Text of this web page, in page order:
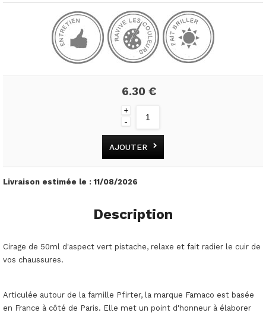
6.30 €
+
-
AJOUTER
Livraison estimée le :11/08/2026
Description
Cirage de 50ml d'aspect vert pistache, relaxe et fait radier le cuir de
vos chaussures.
Articulée autour de la famille Pfirter, la marque Famaco est basée
en France à côté de Paris. Elle met un point d'honneur à élaborer